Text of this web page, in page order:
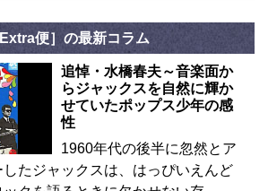
Extra便］の最新コラム
追悼・水橋春夫～音楽面か
らジャックスを自然に輝か
せていたポップス少年の感
性
1960年代の後半に忽然とア
たジャックスは、はっぴいえんど